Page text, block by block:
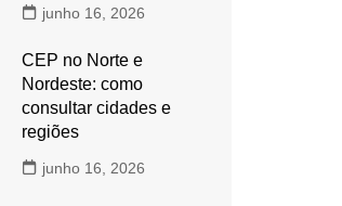
junho 16, 2026
CEP no Norte e
Nordeste: como
consultar cidades e
regiões
junho 16, 2026